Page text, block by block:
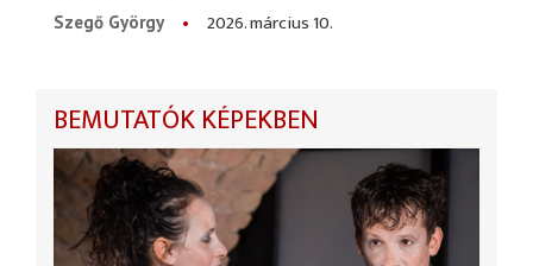
Szegő György
2026. március 10.
BEMUTATÓK KÉPEKBEN